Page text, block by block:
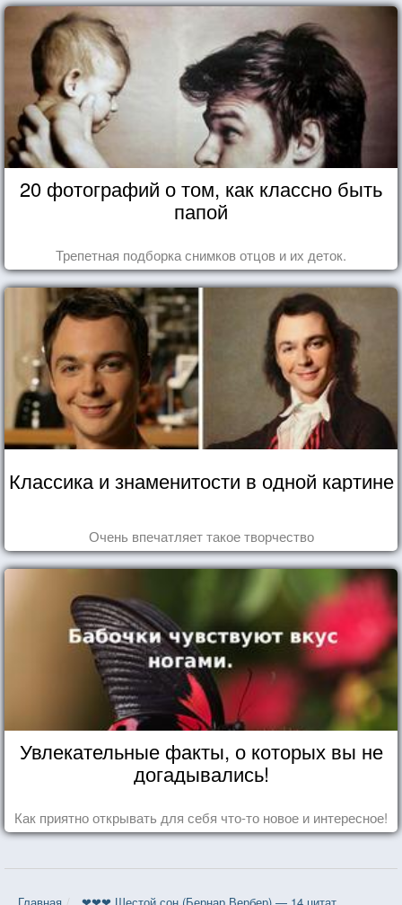
20 фотографий о том, как классно быть
папой
Трепетная подборка снимков отцов и их деток.
Классика и знаменитости в одной картине
Очень впечатляет такое творчество
Увлекательные факты, о которых вы не
догадывались!
Как приятно открывать для себя что-то новое и интересное!